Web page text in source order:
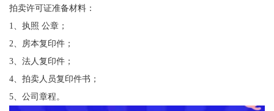
拍卖许可证准备材料：
1、执照 公章；
2、房本复印件；
3、法人复印件；
4、拍卖人员复印件书；
5、公司章程。